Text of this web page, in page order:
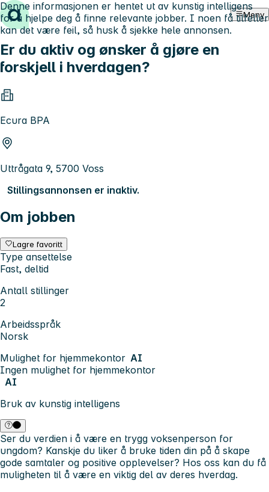
Hopp til innhold Meny
Er du aktiv og ønsker å gjøre en
forskjell i hverdagen?
Ecura BPA
Uttrågata 9, 5700 Voss
Stillingsannonsen er inaktiv.
Om jobben
Lagre favoritt
Type ansettelse
Fast, deltid
Antall stillinger
2
Arbeidsspråk
Norsk
Mulighet for hjemmekontor AI
Ingen mulighet for hjemmekontor
AI
Bruk av kunstig intelligens
Denne informasjonen er hentet ut av kunstig intelligens
for å hjelpe deg å finne relevante jobber. I noen få tilfeller
kan det være feil, så husk å sjekke hele annonsen.
Ser du verdien i å være en trygg voksenperson for
ungdom? Kanskje du liker å bruke tiden din på å skape
gode samtaler og positive opplevelser? Hos oss kan du få
muligheten til å være en viktig del av deres hverdag.